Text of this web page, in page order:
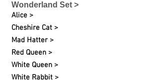
Wonderland Set >
Alice >
Cheshire Cat >
Mad Hatter >
Red Queen >
White Queen >
White Rabbit >